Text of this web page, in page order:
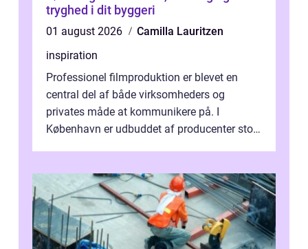
tryghed i dit byggeri
01 august 2026
Camilla Lauritzen
inspiration
Professionel filmproduktion er blevet en
central del af både virksomheders og
privates måde at kommunikere på. I
København er udbuddet af producenter stort,